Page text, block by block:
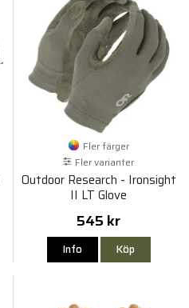
Fler färger
Fler varianter
Outdoor Research - Ironsight
II LT Glove
545 kr
Info Köp